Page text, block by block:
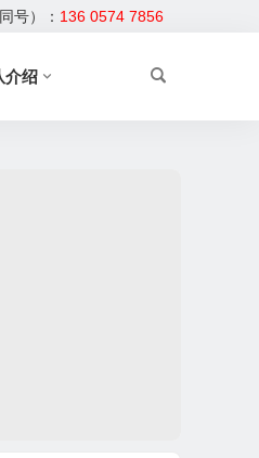
号）： 136 0574 7856
介绍